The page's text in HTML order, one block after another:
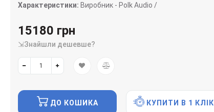
Характеристики: Виробник - Polk Audio /
15180 грн
⇲Знайшли дешевше?
ДО КОШИКА КУПИТИ В 1 КЛІК